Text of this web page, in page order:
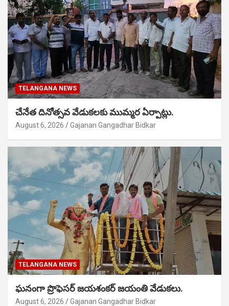
TELANGANA NEWS
చేనేత దినోత్సవ వేడుకలకు ముమ్మర ఏర్పాట్లు.
August 6, 2026 Gajanan Gangadhar Bidkar
TELANGANA NEWS
ఘనంగా ప్రొఫెసర్ జయశంకర్ జయంతి వేడుకలు.
August 6, 2026 Gajanan Gangadhar Bidkar